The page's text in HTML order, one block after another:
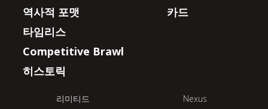
역사적 포맷
타임리스
Competitive Brawl
히스토릭
카드
리미티드 Nexus